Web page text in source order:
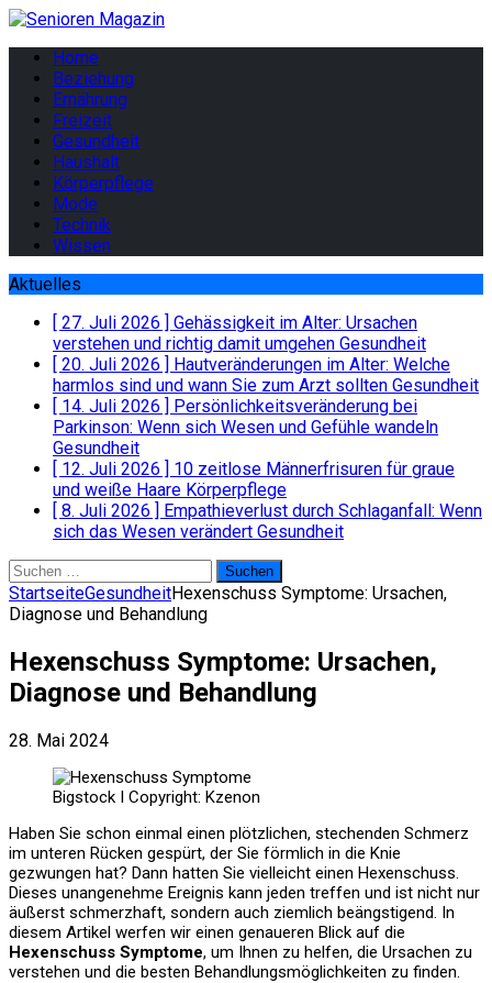
Home
Beziehung
Ernährung
Freizeit
Gesundheit
Haushalt
Körperpflege
Mode
Technik
Wissen
Aktuelles
[ 27. Juli 2026 ] Gehässigkeit im Alter: Ursachen
verstehen und richtig damit umgehen Gesundheit
[ 20. Juli 2026 ] Hautveränderungen im Alter: Welche
harmlos sind und wann Sie zum Arzt sollten Gesundheit
[ 14. Juli 2026 ] Persönlichkeitsveränderung bei
Parkinson: Wenn sich Wesen und Gefühle wandeln
Gesundheit
[ 12. Juli 2026 ] 10 zeitlose Männerfrisuren für graue
und weiße Haare Körperpflege
[ 8. Juli 2026 ] Empathieverlust durch Schlaganfall: Wenn
sich das Wesen verändert Gesundheit
Suchen
nach:
StartseiteGesundheitHexenschuss Symptome: Ursachen,
Diagnose und Behandlung
Hexenschuss Symptome: Ursachen,
Diagnose und Behandlung
28. Mai 2024
Bigstock I Copyright: Kzenon
Haben Sie schon einmal einen plötzlichen, stechenden Schmerz
im unteren Rücken gespürt, der Sie förmlich in die Knie
gezwungen hat? Dann hatten Sie vielleicht einen Hexenschuss.
Dieses unangenehme Ereignis kann jeden treffen und ist nicht nur
äußerst schmerzhaft, sondern auch ziemlich beängstigend. In
diesem Artikel werfen wir einen genaueren Blick auf die
Hexenschuss Symptome, um Ihnen zu helfen, die Ursachen zu
verstehen und die besten Behandlungsmöglichkeiten zu finden.